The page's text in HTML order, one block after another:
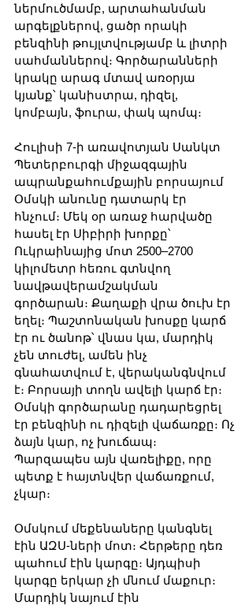
ներմուծմամբ, արտահանման
արգելքներով, ցածր որակի
բենզինի թույլտվությամբ և լիտրի
սահմաններով։ Գործարանների
կրակը արագ մտավ առօրյա
կյանք՝ կանիստրա, դիզել,
կոմբայն, ֆուրա, փակ պոմպ։
Հուլիսի 7-ի առավոտյան Սանկտ
Պետերբուրգի միջազգային
ապրանքահումքային բորսայում
Օմսկի անունը դատարկ էր
հնչում։ Մեկ օր առաջ հարվածը
հասել էր Սիբիրի խորքը՝
Ուկրաինայից մոտ 2500–2700
կիլոմետր հեռու գտնվող
նավթավերամշակման
գործարան։ Քաղաքի վրա ծուխ էր
եղել։ Պաշտոնական խոսքը կարճ
էր ու ծանոթ՝ վնաս կա, մարդիկ
չեն տուժել, ամեն ինչ
գնահատվում է, վերականգնվում
է։ Բորսայի տողն ավելի կարճ էր։
Օմսկի գործարանը դադարեցրել
էր բենզինի ու դիզելի վաճառքը։ Ոչ
ձայն կար, ոչ խուճապ։
Պարզապես այն վառելիքը, որը
պետք է հայտնվեր վաճառքում,
չկար։
Օմսկում մեքենաները կանգնել
էին ԱԶՍ-ների մոտ։ Հերթերը դեռ
պահում էին կարգը։ Այդպիսի
կարգը երկար չի մնում մաքուր։
Մարդիկ նայում էին